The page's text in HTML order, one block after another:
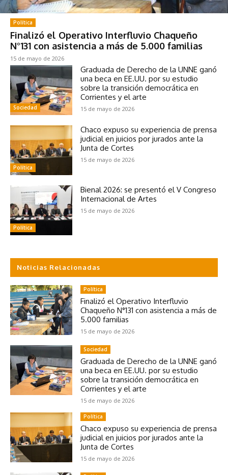
Política
Finalizó el Operativo Interfluvio Chaqueño
N°131 con asistencia a más de 5.000 familias
15 de mayo de 2026
Sociedad
Graduada de Derecho de la UNNE ganó
una beca en EE.UU. por su estudio
sobre la transición democrática en
Corrientes y el arte
15 de mayo de 2026
Política
Chaco expuso su experiencia de prensa
judicial en juicios por jurados ante la
Junta de Cortes
15 de mayo de 2026
Política
Bienal 2026: se presentó el V Congreso
Internacional de Artes
15 de mayo de 2026
Noticias Relacionadas
Política
Finalizó el Operativo Interfluvio
Chaqueño N°131 con asistencia a más de
5.000 familias
15 de mayo de 2026
Sociedad
Graduada de Derecho de la UNNE ganó
una beca en EE.UU. por su estudio
sobre la transición democrática en
Corrientes y el arte
15 de mayo de 2026
Política
Chaco expuso su experiencia de prensa
judicial en juicios por jurados ante la
Junta de Cortes
15 de mayo de 2026